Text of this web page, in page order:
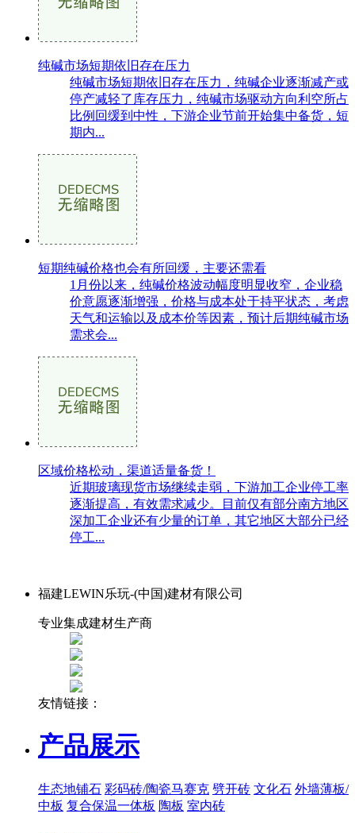
纯碱市场短期依旧存在压力
纯碱市场短期依旧存在压力，纯碱企业逐渐减产或
停产减轻了库存压力，纯碱市场驱动方向利空所占
比例回缓到中性，下游企业节前开始集中备货，短
期内...
短期纯碱价格也会有所回缓，主要还需看
1月份以来，纯碱价格波动幅度明显收窄，企业稳
价意愿逐渐增强，价格与成本处于持平状态，考虑
天气和运输以及成本价等因素，预计后期纯碱市场
需求会...
区域价格松动，渠道适量备货！
近期玻璃现货市场继续走弱，下游加工企业停工率
逐渐提高，有效需求减少。目前仅有部分南方地区
深加工企业还有少量的订单，其它地区大部分已经
停工...
福建LEWIN乐玩-(中国)建材有限公司
专业集成建材生产商
友情链接：
产品展示
生态地铺石 彩码砖/陶瓷马赛克 劈开砖 文化石 外墙薄板/
中板 复合保温一体板 陶板 室内砖